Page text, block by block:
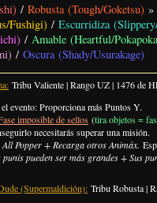
/ Robusta (Tough/Goketsu) »
Fushigi) / Escurridiza
/ Amable (Heartful/
/ Oscura (Shady/Usurakage)
Tribu Valiente | Rango UZ | 1476 de
evento: Proporciona más Puntos Y.
imposible de sellos (tira objetos =
necesitarás superar una misión.
All Popper + Recarga otros Animáx.
punis pueden ser más grandes + Sus
(Supermaldición): Tribu Robusta |